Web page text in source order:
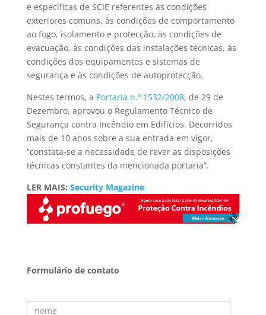
e específicas de SCIE referentes às condições
exteriores comuns, às condições de comportamento
ao fogo, isolamento e protecção, às condições de
evacuação, às condições das instalações técnicas, às
condições dos equipamentos e sistemas de
segurança e às condições de autoprotecção.
Nestes termos, a Portaria n.º 1532/2008, de 29 de
Dezembro, aprovou o Regulamento Técnico de
Segurança contra Incêndio em Edifícios. Decorridos
mais de 10 anos sobre a sua entrada em vigor,
“constata-se a necessidade de rever as disposições
técnicas constantes da mencionada portaria”.
LER MAIS: Security Magazine
Formulário de contato
Nome